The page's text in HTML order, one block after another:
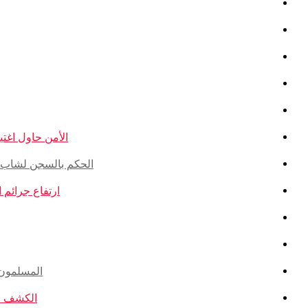
الأمن حاول
الحكم بالسجن لشاب ذو
ارتفاع جرائم الكراهية
المسلمون
الكشف